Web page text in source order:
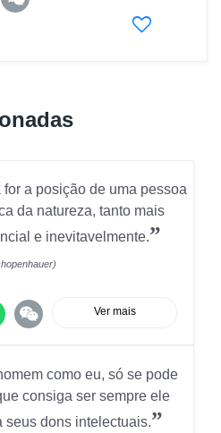
a posição de uma pessoa
da natureza, tanto mais
e inevitavelmente.”
Ver mais
como eu, só se pode
consiga ser sempre ele
seus dons intelectuais.”